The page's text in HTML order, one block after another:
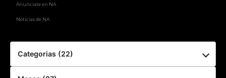
Anunciate en NA
Noticias de NA
Categorias (22)